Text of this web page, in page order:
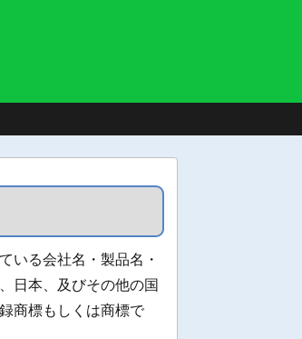
いる会社名・製品名・
日本、及びその他の国
商標もしくは商標で